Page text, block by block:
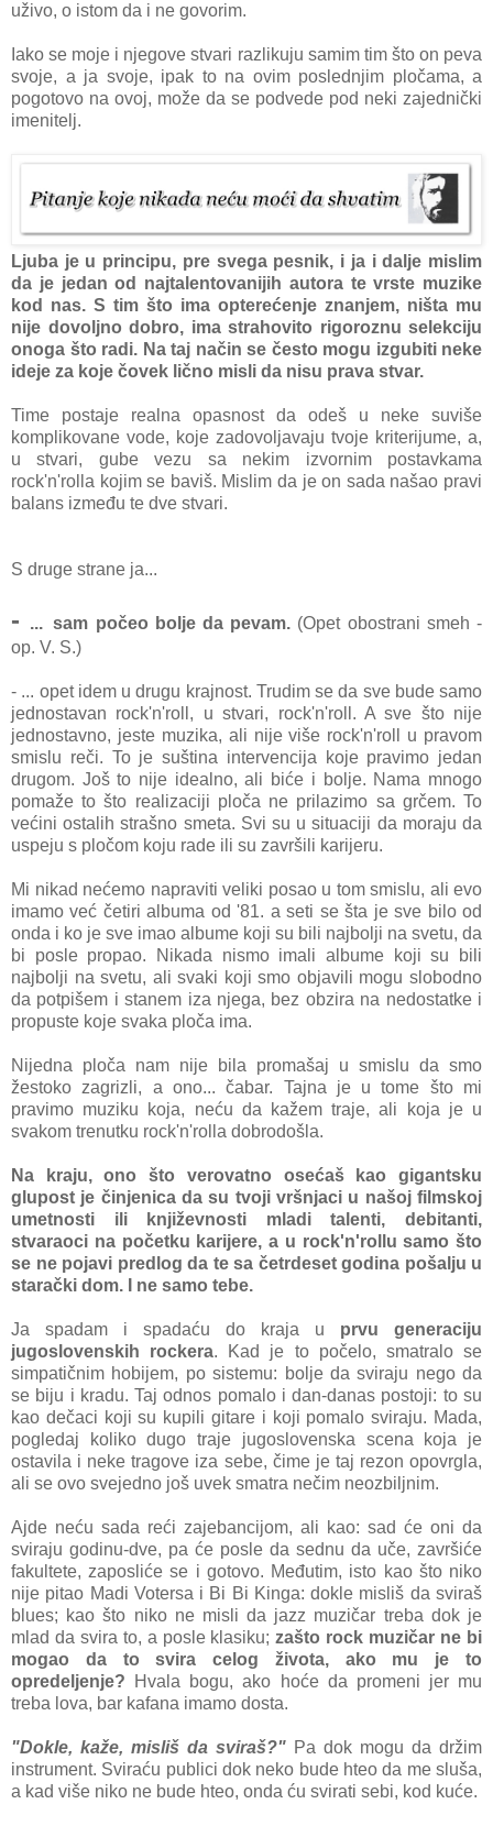
uživo, o istom da i ne govorim.
Iako se moje i njegove stvari razlikuju samim tim što on peva
svoje, a ja svoje, ipak to na ovim poslednjim pločama, a
pogotovo na ovoj, može da se podvede pod neki zajednički
imenitelj.
Ljuba je u principu, pre svega pesnik, i ja i dalje mislim
da je jedan od najtalentovanijih autora te vrste muzike
kod nas. S tim što ima opterećenje znanjem, ništa mu
nije dovoljno dobro, ima strahovito rigoroznu selekciju
onoga što radi. Na taj način se često mogu izgubiti neke
ideje za koje čovek lično misli da nisu prava stvar.
Time postaje realna opasnost da odeš u neke suviše
komplikovane vode, koje zadovoljavaju tvoje kriterijume, a,
u stvari, gube vezu sa nekim izvornim postavkama
rock'n'rolla kojim se baviš. Mislim da je on sada našao pravi
balans između te dve stvari.
S druge strane ja...
- ... sam počeo bolje da pevam. (Opet obostrani smeh -
op. V. S.)
- ... opet idem u drugu krajnost. Trudim se da sve bude samo
jednostavan rock'n'roll, u stvari, rock'n'roll. A sve što nije
jednostavno, jeste muzika, ali nije više rock'n'roll u pravom
smislu reči. To je suština intervencija koje pravimo jedan
drugom. Još to nije idealno, ali biće i bolje. Nama mnogo
pomaže to što realizaciji ploča ne prilazimo sa grčem. To
većini ostalih strašno smeta. Svi su u situaciji da moraju da
uspeju s pločom koju rade ili su završili karijeru.
Mi nikad nećemo napraviti veliki posao u tom smislu, ali evo
imamo već četiri albuma od '81. a seti se šta je sve bilo od
onda i ko je sve imao albume koji su bili najbolji na svetu, da
bi posle propao. Nikada nismo imali albume koji su bili
najbolji na svetu, ali svaki koji smo objavili mogu slobodno
da potpišem i stanem iza njega, bez obzira na nedostatke i
propuste koje svaka ploča ima.
Nijedna ploča nam nije bila promašaj u smislu da smo
žestoko zagrizli, a ono... čabar. Tajna je u tome što mi
pravimo muziku koja, neću da kažem traje, ali koja je u
svakom trenutku rock'n'rolla dobrodošla.
Na kraju, ono što verovatno osećaš kao gigantsku
glupost je činjenica da su tvoji vršnjaci u našoj filmskoj
umetnosti ili književnosti mladi talenti, debitanti,
stvaraoci na početku karijere, a u rock'n'rollu samo što
se ne pojavi predlog da te sa četrdeset godina pošalju u
starački dom. I ne samo tebe.
Ja spadam i spadaću do kraja u prvu generaciju
jugoslovenskih rockera. Kad je to počelo, smatralo se
simpatičnim hobijem, po sistemu: bolje da sviraju nego da
se biju i kradu. Taj odnos pomalo i dan-danas postoji: to su
kao dečaci koji su kupili gitare i koji pomalo sviraju. Mada,
pogledaj koliko dugo traje jugoslovenska scena koja je
ostavila i neke tragove iza sebe, čime je taj rezon opovrgla,
ali se ovo svejedno još uvek smatra nečim neozbiljnim.
Ajde neću sada reći zajebancijom, ali kao: sad će oni da
sviraju godinu-dve, pa će posle da sednu da uče, završiće
fakultete, zaposliće se i gotovo. Međutim, isto kao što niko
nije pitao Madi Votersa i Bi Bi Kinga: dokle misliš da sviraš
blues; kao što niko ne misli da jazz muzičar treba dok je
mlad da svira to, a posle klasiku;zašto rock muzičar ne bi
mogao da to svira celog života, ako mu je to
opredeljenje? Hvala bogu, ako hoće da promeni jer mu
treba lova, bar kafana imamo dosta.
"Dokle, kaže, misliš da sviraš?" Pa dok mogu da držim
instrument. Sviraću publici dok neko bude hteo da me sluša,
a kad više niko ne bude hteo, onda ću svirati sebi, kod kuće.